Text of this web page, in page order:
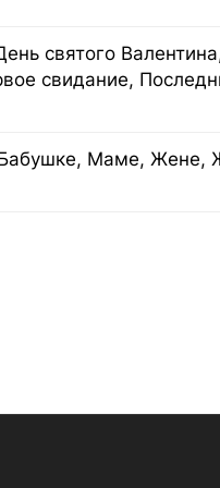
святого
свидание,
Маме, Жене,